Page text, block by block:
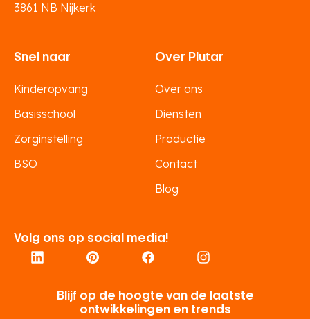
Volg ons op social media!
3861 NB Nijkerk
Snel naar
Kinderopvang
Basisschool
Zorginstelling
BSO
Over Plutar
Over ons
Diensten
Productie
Contact
Blog
Blijf op de hoogte van de laatste
ontwikkelingen en trends